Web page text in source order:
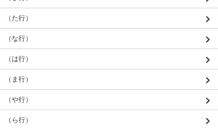
（た行）
（な行）
（は行）
（ま行）
（や行）
（ら行）